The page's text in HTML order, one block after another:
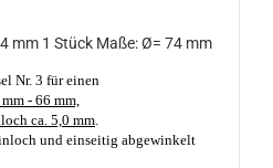
mm 1 Stück Maße: Ø= 74 mm
Nr. 3 für einen
- 66 mm,
ca. 5,0 mm.
und einseitig abgewinkelt